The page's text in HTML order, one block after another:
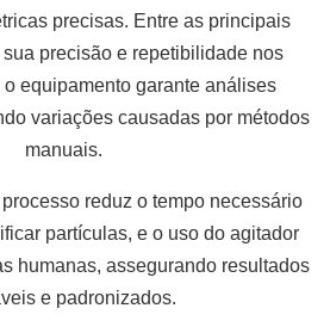
precisas. Entre as principais
precisão e repetibilidade nos
equipamento garante análises
variações causadas por métodos
manuais.
reduz o tempo necessário
partículas, e o uso do agitador
humanas, assegurando resultados
e padronizados.